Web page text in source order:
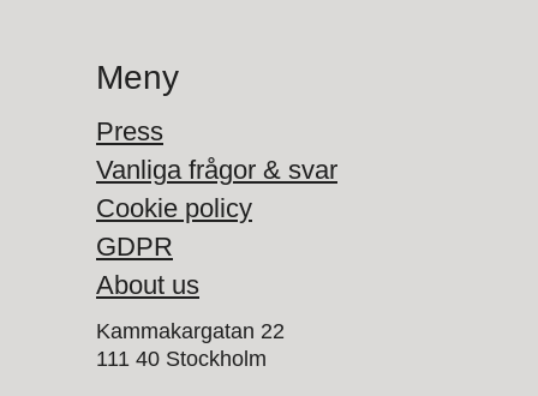
Meny
Press
Vanliga frågor & svar
Cookie policy
GDPR
About us
Kammakargatan 22
111 40 Stockholm